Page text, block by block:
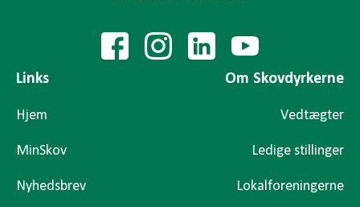
Links
Hjem
MinSkov
Nyhedsbrev
Om Skovdyrkerne
Vedtægter
Ledige stillinger
Lokalforeningerne